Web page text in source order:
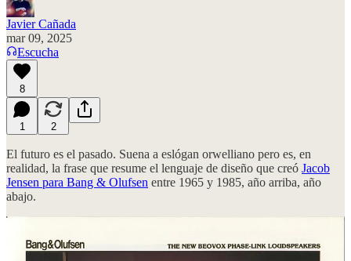
Javier Cañada
mar 09, 2025
Escucha
8
1 2
El futuro es el pasado. Suena a eslógan orwelliano pero es, en
realidad, la frase que resume el lenguaje de diseño que creó Jacob
Jensen para Bang & Olufsen entre 1965 y 1985, año arriba, año
abajo.